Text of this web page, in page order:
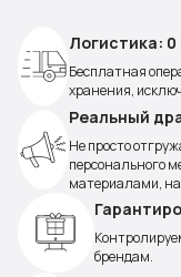
Логистика:
Бесплатная
хранения,
Реальный
Не просто
персонального
материалами,
брендам.